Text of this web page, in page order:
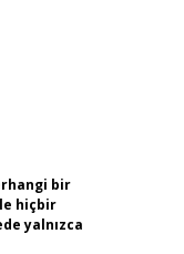
bir
hiçbir
yalnızca